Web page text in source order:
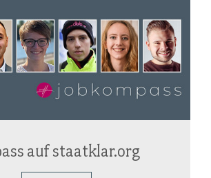
auf staatklar.org